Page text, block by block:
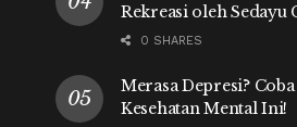
Rekreasi oleh Sedayu
0 SHARES
Merasa Depresi?
Kesehatan Mental Ini!